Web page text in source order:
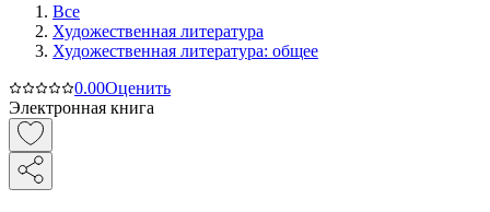
Все
Художественная литература
Художественная литература: общее
0.00Оценить
Электронная книга